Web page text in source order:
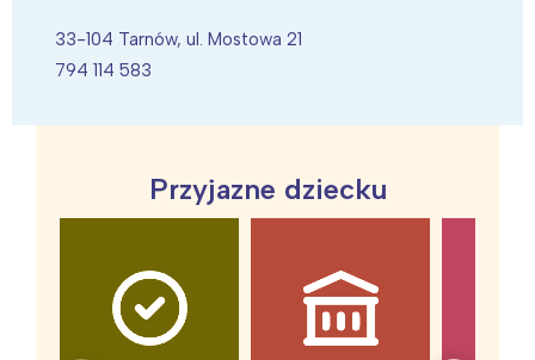
33-104 Tarnów, ul. Mostowa 21
794 114 583
Przyjazne dziecku